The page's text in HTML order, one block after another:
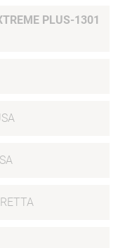
PLUS-1301